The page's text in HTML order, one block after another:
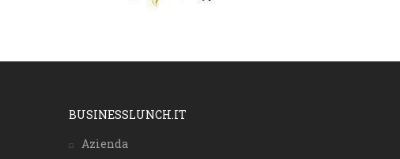
BUSINESSLUNCH.IT
Azienda